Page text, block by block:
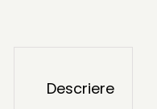
Descriere